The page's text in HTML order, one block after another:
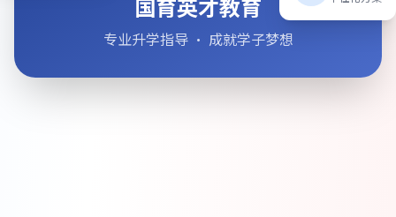
国育英才教育
专业升学指导 · 成就学子梦想